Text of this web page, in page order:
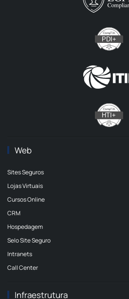
Web
Sites Seguros
Lojas Virtuais
Cursos Online
CRM
Hospedagem
Selo Site Seguro
Intranets
Call Center
Infraestrutura